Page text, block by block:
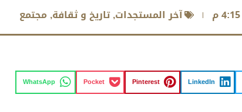
4:15 م آخر المستجدات,تاريخ و ثقافة, مجتمع
LinkedIn
Pinterest
Pocket
WhatsApp